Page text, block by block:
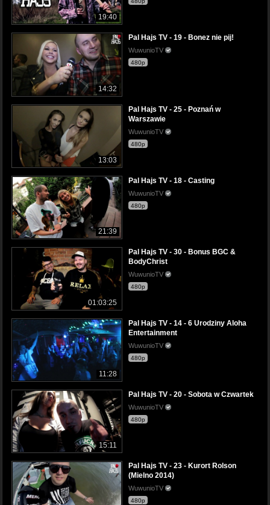
19:40
14:32
Pal Hajs TV - 19 - Bonez nie pij!
WuwunioTV
480p
13:03
Pal Hajs TV - 25 - Poznań w
Warszawie
WuwunioTV
480p
21:39
Pal Hajs TV - 18 - Casting
WuwunioTV
480p
01:03:25
Pal Hajs TV - 30 - Bonus BGC &
BodyChrist
WuwunioTV
480p
11:28
Pal Hajs TV - 14 - 6 Urodziny Aloha
Entertainment
WuwunioTV
480p
15:11
Pal Hajs TV - 20 - Sobota w Czwartek
WuwunioTV
480p
Pal Hajs TV - 23 - Kurort Rolson
(Mielno 2014)
WuwunioTV
480p